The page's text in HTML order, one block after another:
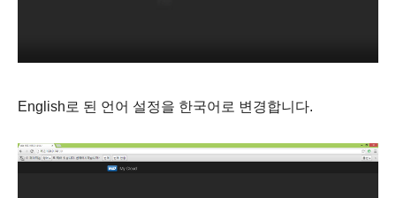
English로 된 언어 설정을 한국어로 변경합니다.